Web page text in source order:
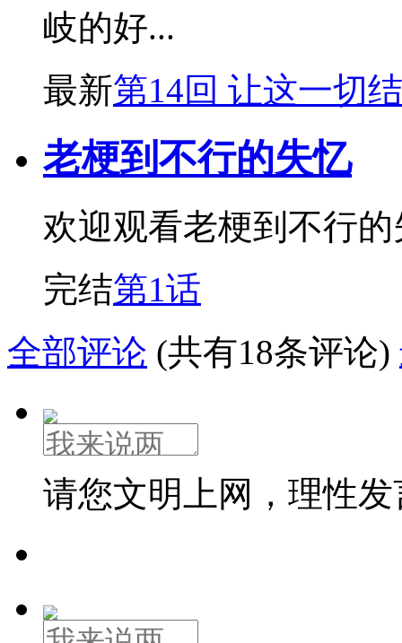
岐的好...
最新第14回 让这一切
老梗到不行的失忆
欢迎观看老梗到不行
完结第1话
全部评论 (共有18条评论)
请您文明上网，理性